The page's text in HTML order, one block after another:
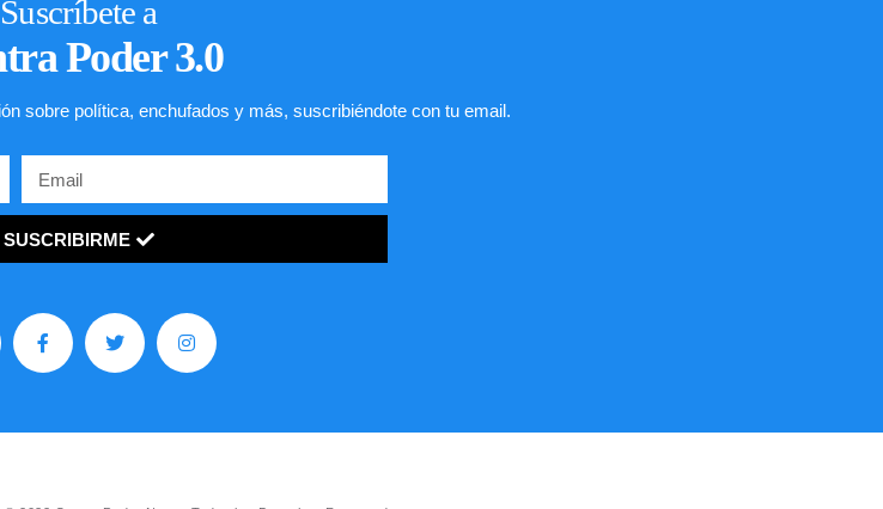
Suscríbete a
Poder 3.0
sobre política, enchufados y más, suscribiéndote con tu email.
SUSCRIBIRME